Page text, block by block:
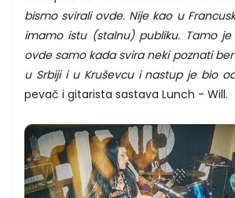
bismo svirali ovde. Nije kao u
imamo istu (stalnu) publiku. Tamo
ovde samo kada svira neki poznati
u Srbiji i u Kruševcu i nastup je bio
pevač i gitarista sastava Lunch - Will.